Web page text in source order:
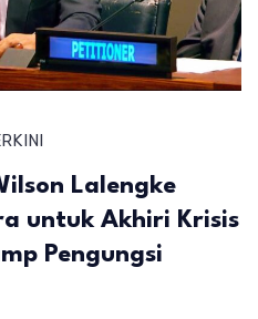
Lalengke
untuk Akhiri Krisis
Pengungsi